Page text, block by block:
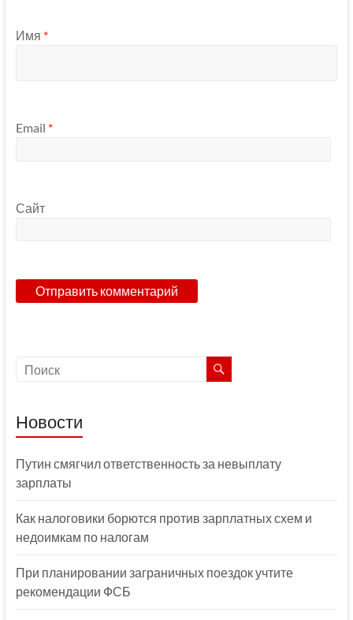
Имя *
Email *
Сайт
Новости
Путин смягчил ответственность за невыплату
зарплаты
Как налоговики борются против зарплатных схем и
недоимкам по налогам
При планировании заграничных поездок учтите
рекомендации ФСБ